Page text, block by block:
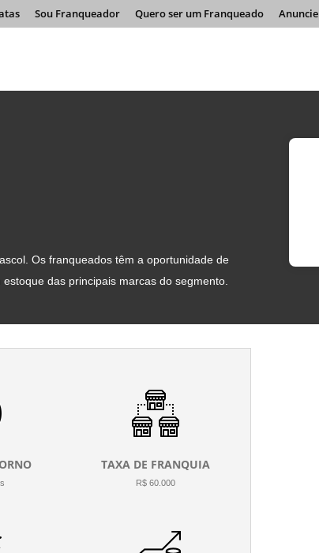
Sou Franqueador Quero ser um Franqueado Anuncie
Os franqueados têm a oportunidade de
das principais marcas do segmento.
TAXA DE FRANQUIA
R$ 60.000